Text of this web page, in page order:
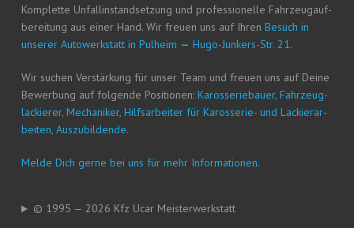
Kom­plet­te Unfall­in­stand­set­zung und pro­fes­sio­nel­le Fahr­zeug­auf­
be­rei­tung aus einer Hand. Wir freu­en uns auf Ihren Besuch in
unse­rer Auto­werk­statt in Pul­heim — Hugo-Jun­kers-Str. 21.
Wir suchen Ver­stär­kung für unser Team und freu­en uns auf Dei­ne
Bewer­bung auf fol­gen­de Posi­tio­nen: Karos­se­rie­bau­er, Fahr­zeug­
la­ckie­rer, Mecha­ni­ker, Hilfs­ar­bei­ter für Karos­se­rie- und Lackier­ar­
bei­ten, Auszubildende.
Mel­de Dich ger­ne bei uns für mehr Informationen.
© 1995 — 2026 Kfz Ucar Meisterwerkstatt